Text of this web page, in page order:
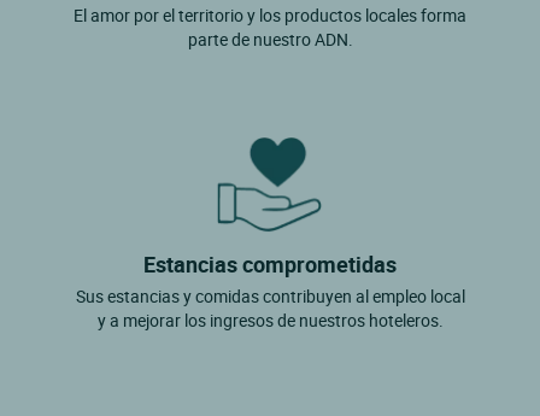
El amor por el territorio y los productos locales forma
parte de nuestro ADN.
Estancias comprometidas
Sus estancias y comidas contribuyen al empleo local
y a mejorar los ingresos de nuestros hoteleros.